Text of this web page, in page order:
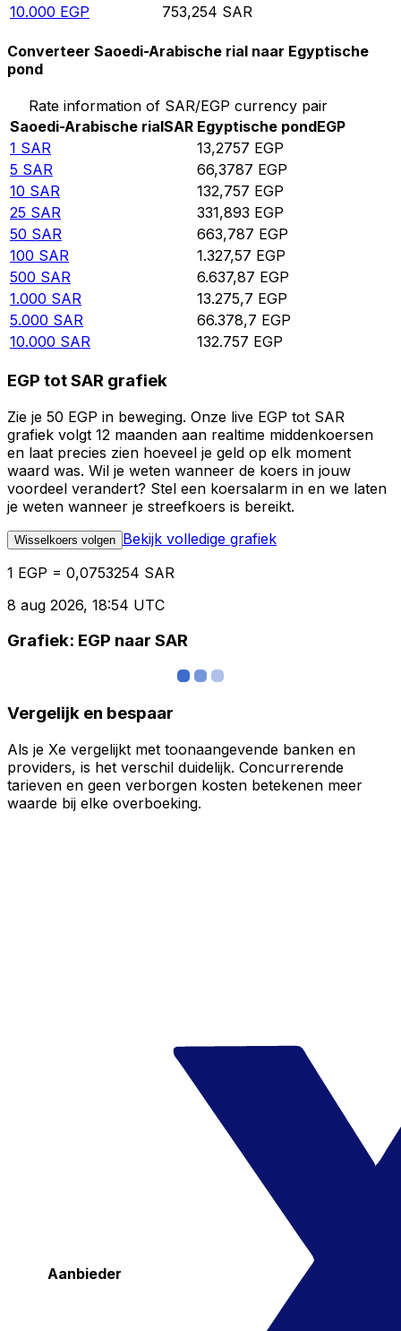
10.000 EGP 753,254 SAR
Converteer Saoedi-Arabische rial naar Egyptische
pond
Rate information of SAR/EGP currency pair
Saoedi-Arabische rialSAR Egyptische pondEGP
1 SAR 13,2757 EGP
5 SAR 66,3787 EGP
10 SAR 132,757 EGP
25 SAR 331,893 EGP
50 SAR 663,787 EGP
100 SAR 1.327,57 EGP
500 SAR 6.637,87 EGP
1.000 SAR 13.275,7 EGP
5.000 SAR 66.378,7 EGP
10.000 SAR 132.757 EGP
EGP tot SAR grafiek
Zie je 50 EGP in beweging. Onze live EGP tot SAR
grafiek volgt 12 maanden aan realtime middenkoersen
en laat precies zien hoeveel je geld op elk moment
waard was. Wil je weten wanneer de koers in jouw
voordeel verandert? Stel een koersalarm in en we laten
je weten wanneer je streefkoers is bereikt.
Wisselkoers volgen Bekijk volledige grafiek
1 EGP = 0,0753254 SAR
8 aug 2026, 18:54 UTC
Grafiek: EGP naar SAR
Vergelijk en bespaar
Als je Xe vergelijkt met toonaangevende banken en
providers, is het verschil duidelijk. Concurrerende
tarieven en geen verborgen kosten betekenen meer
waarde bij elke overboeking.
Aanbieder